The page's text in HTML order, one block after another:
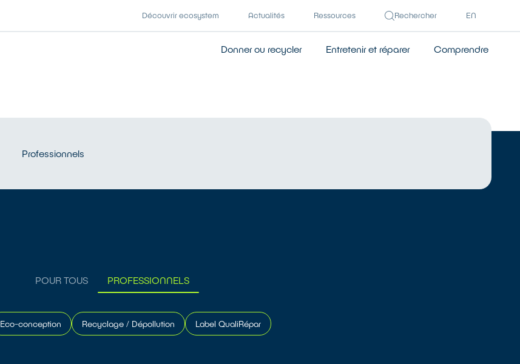
Découvrir ecosystem Actualités Ressources Rechercher EN
Donner ou recycler Entretenir et réparer Comprendre
Professionnels
POUR TOUS PROFESSIONNELS
Eco-conception Recyclage / Dépollution Label QualiRépar